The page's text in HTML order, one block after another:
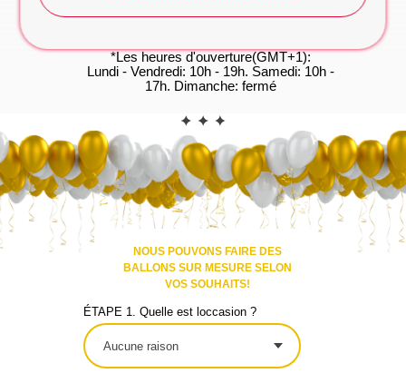
*Les heures d'ouverture(GMT+1):
Lundi - Vendredi: 10h - 19h. Samedi: 10h -
17h. Dimanche: fermé
CONTACT
NOUS POUVONS FAIRE DES
BALLONS SUR MESURE SELON
VOS SOUHAITS!
ÉTAPE 1. Quelle est loccasion ?